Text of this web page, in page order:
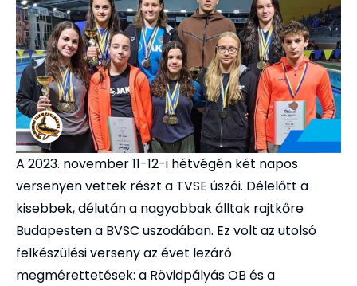
A 2023. november 11-12-i hétvégén két napos
versenyen vettek részt a TVSE úszói. Délelőtt a
kisebbek, délután a nagyobbak álltak rajtkőre
Budapesten a BVSC uszodában. Ez volt az utolsó
felkészülési verseny az évet lezáró
megmérettetések: a Rövidpályás OB és a